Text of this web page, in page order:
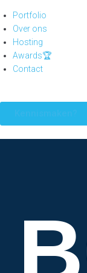
Portfolio
Over ons
Hosting
Awards🏆
Contact